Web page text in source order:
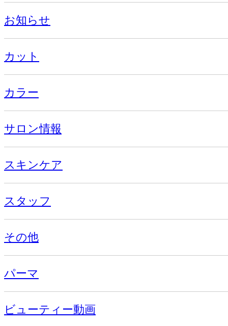
お知らせ
カット
カラー
サロン情報
スキンケア
スタッフ
その他
パーマ
ビューティー動画